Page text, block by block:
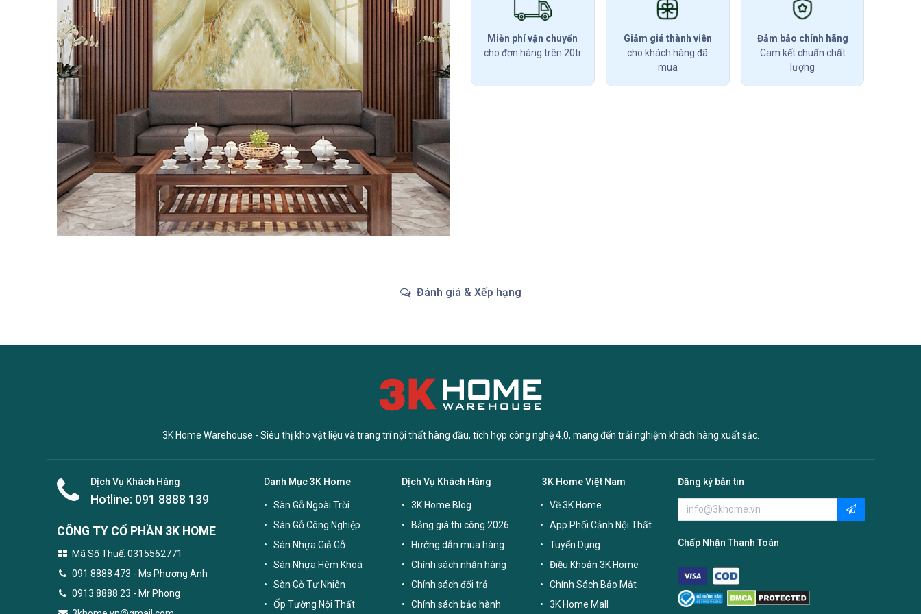
Miễn phí vận chuyển
cho đơn hàng trên 20tr
Giảm giá thành viên
cho khách hàng đã
mua
Đảm bảo chính hãng
Cam kết chuẩn chất
lượng
Đánh giá & Xếp hạng
3K Home Warehouse - Siêu thị kho vật liệu và trang trí nội thất hàng đầu, tích hợp công nghệ 4.0, mang đến trải nghiệm khách hàng xuất sắc.
Dịch Vụ Khách Hàng
Hotline: 091 8888 139
CÔNG TY CỔ PHẦN 3K HOME
Mã Số Thuế: 0315562771
091 8888 473 - Ms Phương Anh
0913 8888 23 - Mr Phong
Danh Mục 3K Home
Sàn Gỗ Ngoài Trời
Sàn Gỗ Công Nghiệp
Sàn Nhựa Giả Gỗ
Sàn Nhựa Hèm Khoá
Sàn Gỗ Tự Nhiên
Ốp Tường Nội Thất
Dịch Vụ Khách Hàng
3K Home Blog
Bảng giá thi công 2026
Hướng dẫn mua hàng
Chính sách nhận hàng
Chính sách đổi trả
Chính sách bảo hành
3K Home Việt Nam
Về 3K Home
App Phối Cảnh Nội Thất
Tuyển Dụng
Điều Khoản 3K Home
Chính Sách Bảo Mật
3K Home Mall
Đăng ký bản tin
Chấp Nhận Thanh Toán